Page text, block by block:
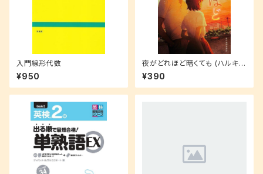
入門線形代数
¥950
夜がどれほど暗くても (ハルキ文
庫 な 21-1)
¥390